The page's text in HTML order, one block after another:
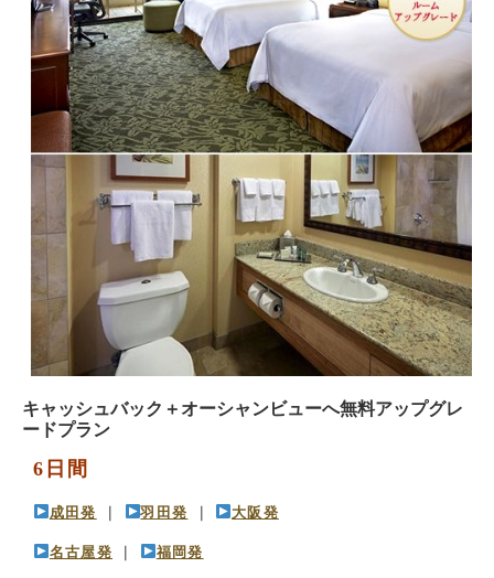
キャッシュバック＋オーシャンビューへ無料アップグレ
ードプラン
6日間
成田発 羽田発 大阪発
名古屋発 福岡発